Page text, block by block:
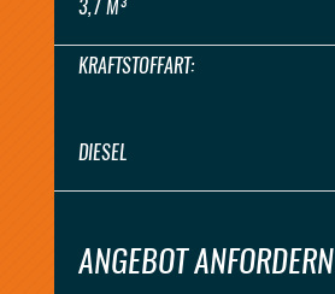
3,7 M³
KRAFTSTOFFART:
DIESEL
ANGEBOT ANFORDERN